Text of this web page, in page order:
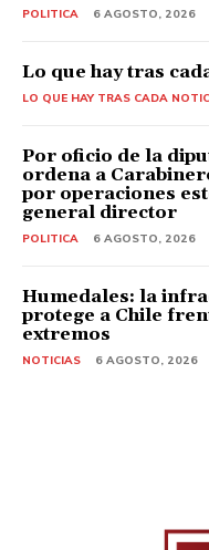
POLITICA 6 AGOSTO, 2026
Lo que hay tras
LO QUE HAY TRAS CADA
Por oficio de la
ordena a
por operaciones
general director
POLITICA 6 AGOSTO, 2026
Humedales: la
protege a Chile
extremos
NOTICIAS 6 AGOSTO, 2026